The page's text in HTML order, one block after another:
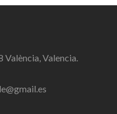
Valencia.